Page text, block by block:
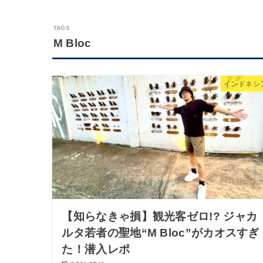
M Bloc
インドネシ
【知らなきゃ損】観光客ゼロ!? ジャカ
ルタ若者の聖地“M Bloc”がカオスすぎ
た！潜入レポ